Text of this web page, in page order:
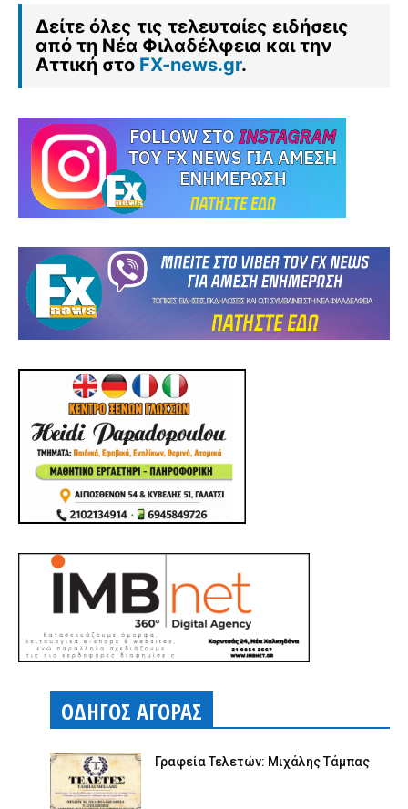
Δείτε όλες τις τελευταίες ειδήσεις
από τη Νέα Φιλαδέλφεια και την
Αττική στο FX-news.gr.
ΟΔΗΓΟΣ ΑΓΟΡΑΣ
Γραφεία Τελετών: Μιχάλης Τάμπας